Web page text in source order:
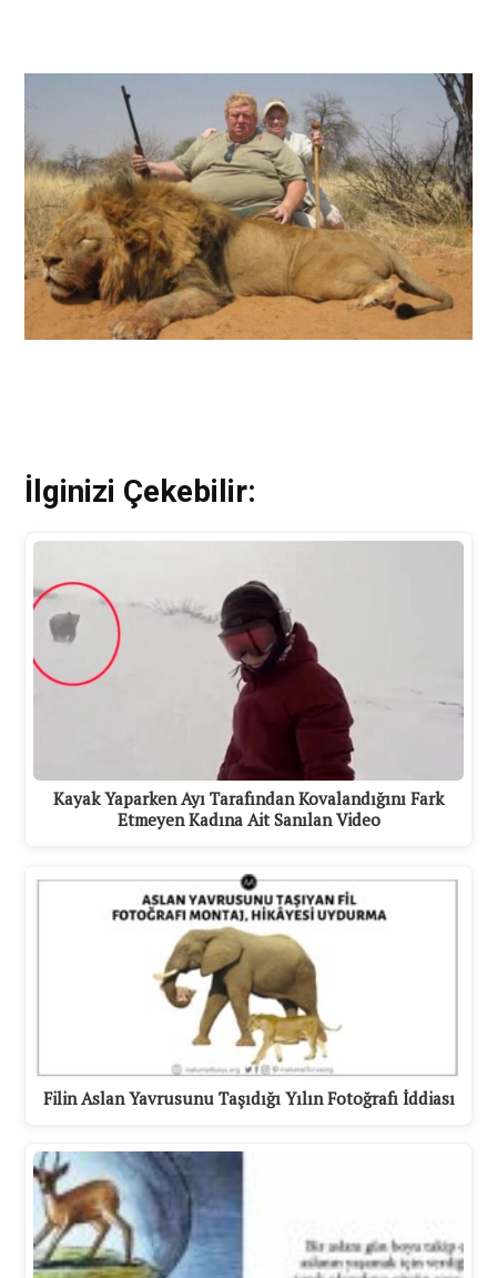
İlginizi Çekebilir:
Kayak Yaparken Ayı Tarafından Kovalandığını Fark
Etmeyen Kadına Ait Sanılan Video
Filin Aslan Yavrusunu Taşıdığı Yılın Fotoğrafı İddiası